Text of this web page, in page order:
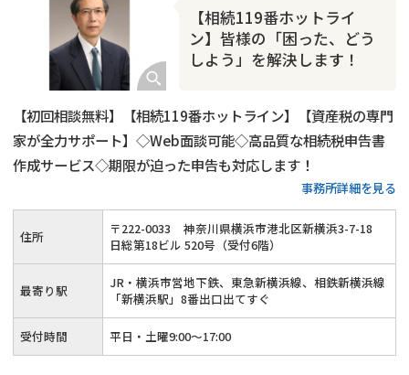
【相続119番ホットライ
ン】皆様の「困った、どう
しよう」を解決します！
【初回相談無料】【相続119番ホットライン】【資産税の専門
家が全力サポート】◇Web面談可能◇高品質な相続税申告書
作成サービス◇期限が迫った申告も対応します！
事務所詳細を見る
住所 〒222-0033
神奈川県横浜市港北区新横浜3-7-18
日総第18ビル 520号（受付6階）
最寄り駅
JR・横浜市営地下鉄、東急新横浜線、相鉄新横浜線
「新横浜駅」8番出口出てすぐ
受付時間 平日・土曜9:00～17:00